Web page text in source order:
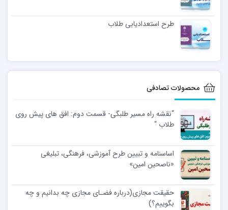
طرح استعدادیابی طلاب
محصولات تصادفی
“نقشه راه مسیر طلبگی- قسمت دوم: افق های پیش روی
طلاب “
اساسنامه و تبیین طرح آموزشی، فرهنگی، تبلیغی
«ناصحین امین»
حقیقت مجازی(درباره فضـای مجازی چه بدانیم و چه
بگوییم؟)